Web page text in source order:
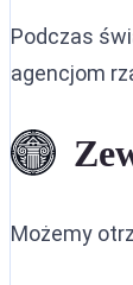
Podczas
agencjom
Możemy